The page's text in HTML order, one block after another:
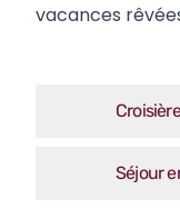
vacances
Croisière
Séjour